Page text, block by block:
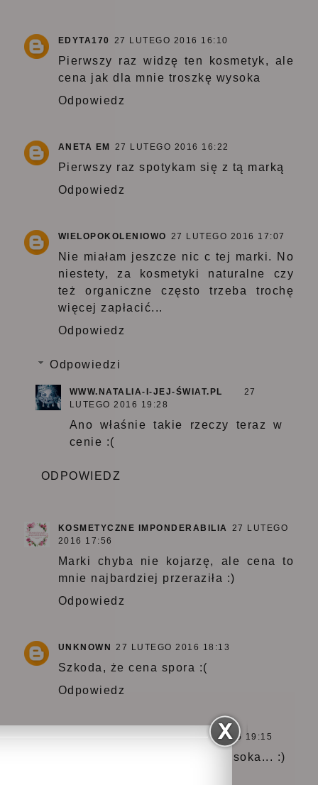
EDYTA170 27 LUTEGO 2016 16:10
Pierwszy raz widzę ten kosmetyk, ale
cena jak dla mnie troszkę wysoka
Odpowiedz
ANETA EM 27 LUTEGO 2016 16:22
Pierwszy raz spotykam się z tą marką
Odpowiedz
WIELOPOKOLENIOWO 27 LUTEGO 2016 17:07
Nie miałam jeszcze nic c tej marki. No
niestety, za kosmetyki naturalne czy
też organiczne często trzeba trochę
więcej zapłacić...
Odpowiedz
Odpowiedzi
WWW.NATALIA-I-JEJ-ŚWIAT.PL
27
LUTEGO 2016 19:28
Ano właśnie takie rzeczy teraz w
cenie :(
ODPOWIEDZ
KOSMETYCZNE IMPONDERABILIA
27 LUTEGO
2016 17:56
Marki chyba nie kojarzę, ale cena to
mnie najbardziej przeraziła :)
Odpowiedz
UNKNOWN 27 LUTEGO 2016 18:13
Szkoda, że cena spora :(
Odpowiedz
OKIEM DZIEWCZYN 27 LUTEGO 2016 19:15
Szkoda, że cena jest taka wysoka... :)